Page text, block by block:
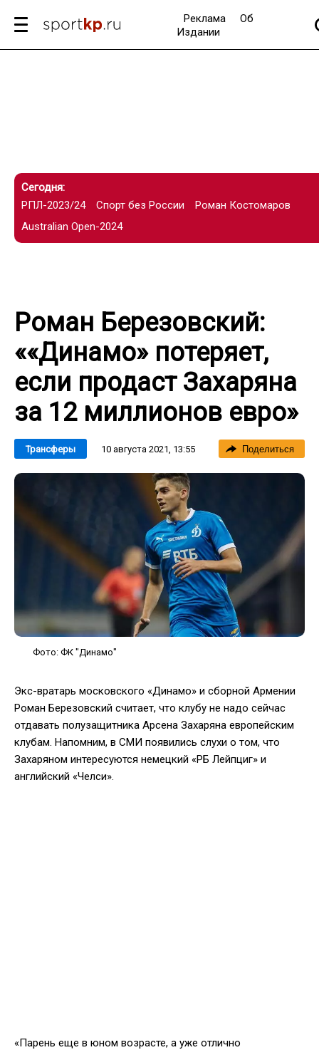
Реклама
Об
Издании
Сегодня:
РПЛ-2023/24
Спорт без России
Роман Костомаров
Australian Open-2024
Роман Березовский:
««Динамо» потеряет,
если продаст Захаряна
за 12 миллионов евро»
Трансферы 10 августа 2021, 13:55 Поделиться
Фото: ФК "Динамо"
Экс-вратарь московского «Динамо» и сборной Армении
Роман Березовский считает, что клубу не надо сейчас
отдавать полузащитника Арсена Захаряна европейским
клубам. Напомним, в СМИ появились слухи о том, что
Захаряном интересуются немецкий «РБ Лейпциг» и
английский «Челси».
«Парень еще в юном возрасте, а уже отлично